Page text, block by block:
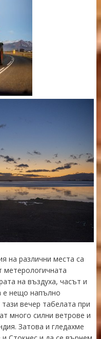
на различни места са
метерологичната
на въздуха, часът и
е нещо напълно
вечер табелата при
много силни ветрове и
Затова и гледахме